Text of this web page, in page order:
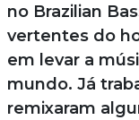
no Brazilian
vertentes do
em levar a
mundo. Já
remixaram